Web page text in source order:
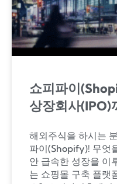
쇼피파이
상장회사(IPO)
해외주식을 하시는
파이(Shopify)! 무엇
안 급속한 성장을 이
는 쇼핑몰 구축 플랫